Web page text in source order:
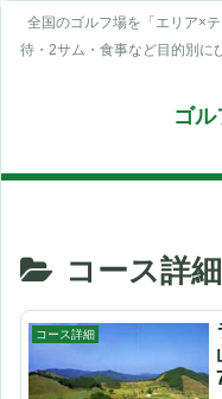
全国のゴルフ場を「エリア×
待・2サム・食事など目的別に
ゴ
コース詳細
コース詳細